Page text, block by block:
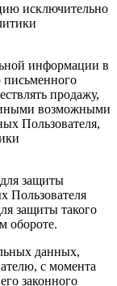
исключительно
информации в
письменного
продажу,
иными возможными
Пользователя,
защиты
Пользователя
защиты такого
обороте.
данных,
с момента
законного